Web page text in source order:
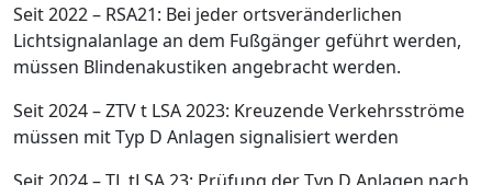
Seit 2022 – RSA21: Bei jeder ortsveränderlichen
Lichtsignalanlage an dem Fußgänger geführt werden,
müssen Blindenakustiken angebracht werden.
Seit 2024 – ZTV t LSA 2023: Kreuzende Verkehrsströme
müssen mit Typ D Anlagen signalisiert werden
Seit 2024 – TL tLSA 23: Prüfung der Typ D Anlagen nach